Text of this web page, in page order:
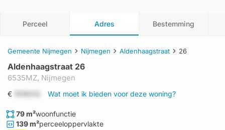
Perceel Adres Bestemming
Gemeente Nijmegen Nijmegen Aldenhaagstraat 26
Aldenhaagstraat 26
6535MZ, Nijmegen
€ Wat moet ik bieden voor deze woning?
79 m²woonfunctie
139 m²perceeloppervlakte